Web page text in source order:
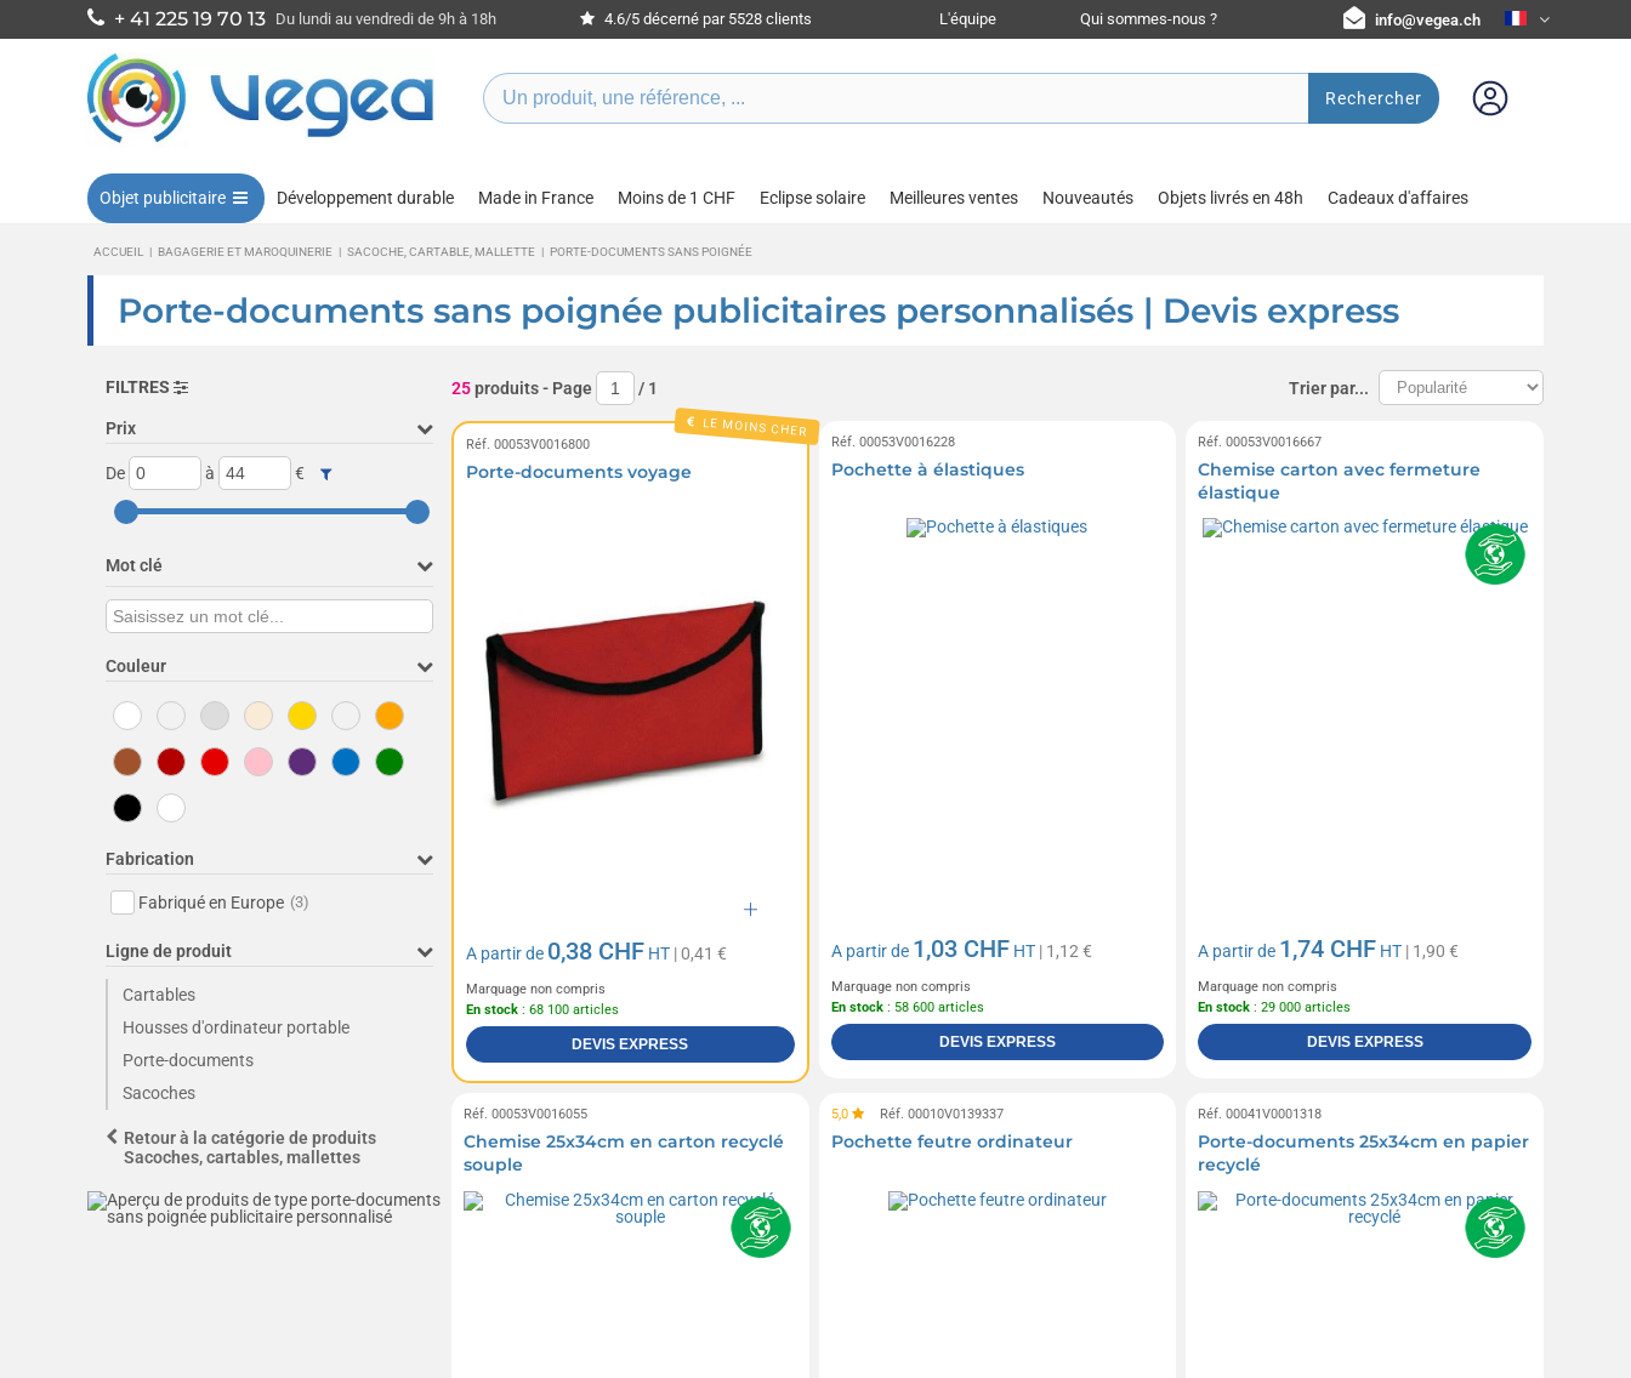
+ 41 225 19 70 13 Du lundi au vendredi de 9h à 18h 4.6/5 décerné par 5528 clients L'équipe Qui sommes-nous ? info@vegea.ch
Rechercher
Objet publicitaire Développement durable Made in France Moins de 1 CHF Eclipse solaire Meilleures ventes Nouveautés Objets livrés en 48h Cadeaux d'affaires
ACCUEIL | BAGAGERIE ET MAROQUINERIE | SACOCHE, CARTABLE, MALLETTE | PORTE-DOCUMENTS SANS POIGNÉE
Porte-documents sans poignée publicitaires personnalisés | Devis express
FILTRES
Prix
De à €
Mot clé
Couleur
Fabrication
Fabriqué en Europe (3)
Ligne de produit
Cartables
Housses d'ordinateur portable
Porte-documents
Sacoches
Retour à la catégorie de produits
Sacoches, cartables, mallettes
25produits- Page / 1 Trier par...
LE MOINS CHER
Réf. 00053V0016800
Porte-documents voyage
A partir de 0,38 CHF HT | 0,41 €
Marquage non compris
En stock : 68 100 articles
DEVIS EXPRESS
Réf. 00053V0016228
Pochette à élastiques
A partir de 1,03 CHF HT| 1,12 €
Marquage non compris
En stock: 58 600 articles
DEVIS EXPRESS
Réf. 00053V0016667
Chemise carton avec fermeture
élastique
A partir de 1,74 CHF HT | 1,90 €
Marquage non compris
En stock : 29 000 articles
DEVIS EXPRESS
Réf. 00053V0016055
Chemise 25x34cm en carton recyclé
souple
5,0 Réf. 00010V0139337
Pochette feutre ordinateur
Réf. 00041V0001318
Porte-documents 25x34cm en papier
recyclé